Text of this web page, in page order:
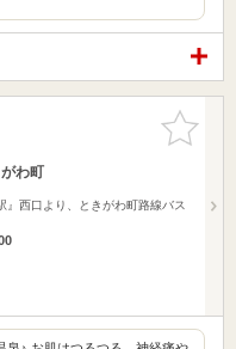
お気に入
りに追加
わ町
』西口より、ときがわ町路線バス